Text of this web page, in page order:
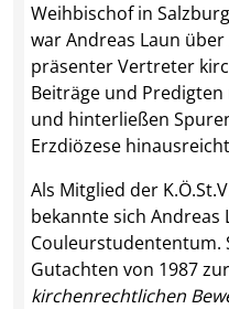
Weihbischof in
war Andreas Laun
präsenter Vertreter
Beiträge und
und hinterließen
Erzdiözese
Als Mitglied der
bekannte sich
Couleurstudententum.
Gutachten von 1987 zur
kirchenrechtlichen